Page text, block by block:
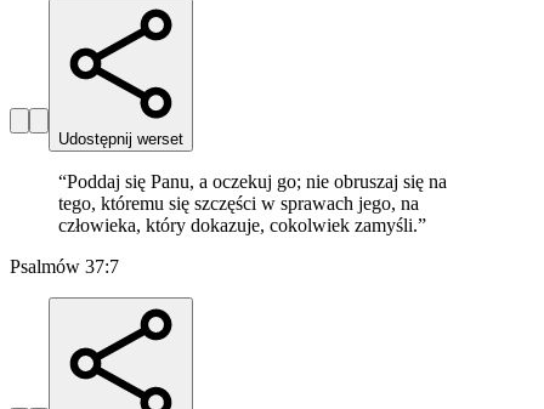
Udostępnij werset
“Poddaj się Panu, a oczekuj go; nie obruszaj się na
tego, któremu się szczęści w sprawach jego, na
człowieka, który dokazuje, cokolwiek zamyśli.”
Psalmów 37:7